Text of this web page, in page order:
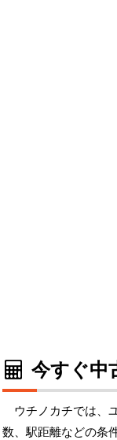
今すぐ中
ウチノカチでは、
数、駅距離などの条